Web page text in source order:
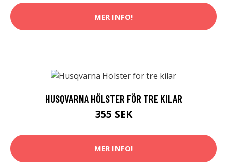
MER INFO!
HUSQVARNA HÖLSTER FÖR TRE KILAR
355 SEK
MER INFO!